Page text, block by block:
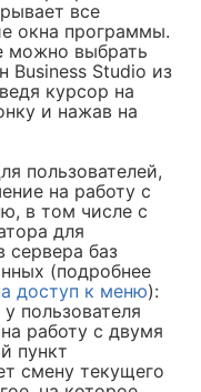
все
окна программы.
можно выбрать
Business Studio из
курсор на
и нажав на
пользователей,
на работу с
в том числе с
для
сервера баз
(подробнее
доступ к меню):
пользователя
работу с двумя
пункт
смену текущего